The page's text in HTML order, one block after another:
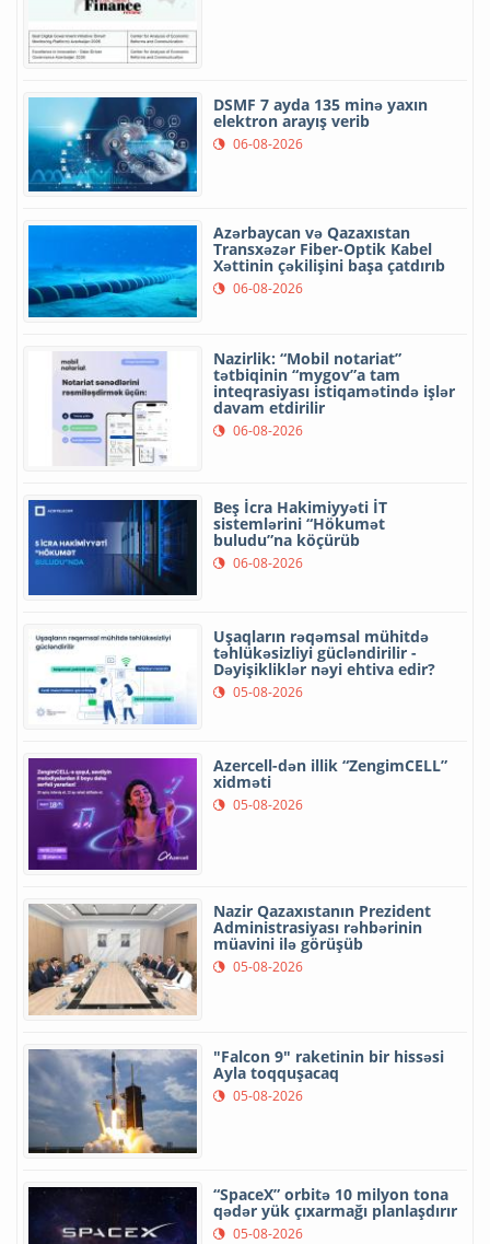
DSMF 7 ayda 135 minə yaxın
elektron arayış verib
06-08-2026
Azərbaycan və Qazaxıstan
Transxəzər Fiber-Optik Kabel
Xəttinin çəkilişini başa çatdırıb
06-08-2026
Nazirlik: “Mobil notariat”
tətbiqinin “mygov”a tam
inteqrasiyası istiqamətində işlər
davam etdirilir
06-08-2026
Beş İcra Hakimiyyəti İT
sistemlərini “Hökumət
buludu”na köçürüb
06-08-2026
Uşaqların rəqəmsal mühitdə
təhlükəsizliyi gücləndirilir -
Dəyişikliklər nəyi ehtiva edir?
05-08-2026
Azercell-dən illik “ZengimCELL”
xidməti
05-08-2026
Nazir Qazaxıstanın Prezident
Administrasiyası rəhbərinin
müavini ilə görüşüb
05-08-2026
"Falcon 9" raketinin bir hissəsi
Ayla toqquşacaq
05-08-2026
“SpaceX” orbitə 10 milyon tona
qədər yük çıxarmağı planlaşdırır
05-08-2026